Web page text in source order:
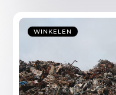
WINKELEN